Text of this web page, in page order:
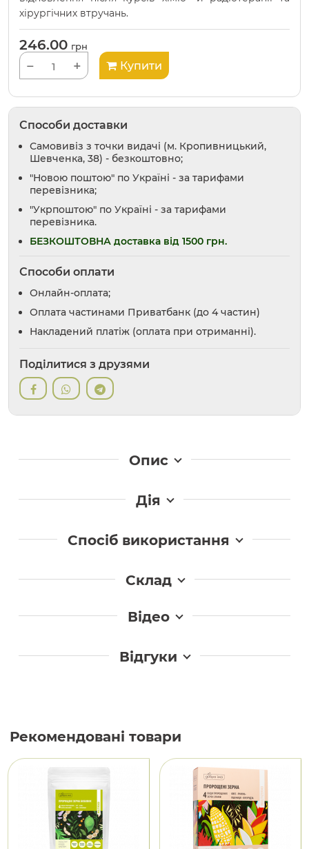
хірургічних втручань.
246.00 грн
− + Купити
Способи доставки
Самовивіз з точки видачі (м. Кропивницький,
Шевченка, 38) - безкоштовно;
"Новою поштою" по Україні - за тарифами
перевізника;
"Укрпоштою" по Україні - за тарифами
перевізника.
БЕЗКОШТОВНА доставка від 1500 грн.
Способи оплати
Онлайн-оплата;
Оплата частинами Приватбанк (до 4 частин)
Накладений платіж (оплата при отриманні).
Поділитися з друзями
Опис
Дія
Спосіб використання
Склад
Відео
Відгуки
Рекомендовані товари